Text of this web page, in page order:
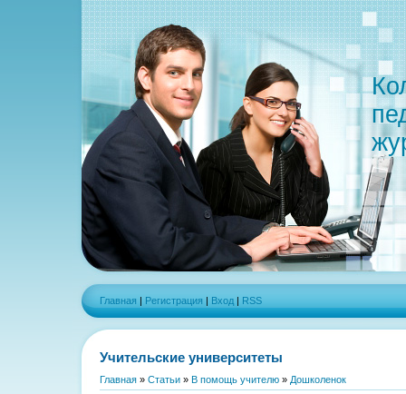
Главная | Регистрация | Вход | RSS
Учительские университеты
Главная » Статьи » В помощь учителю » Дошколенок